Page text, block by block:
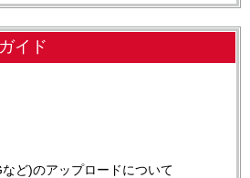
イド
ど)のアップロードについて